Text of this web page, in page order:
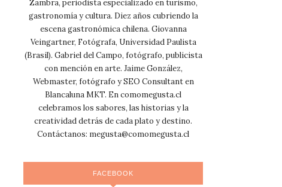
Zambra, periodista especializado en turismo,
gastronomía y cultura. Diez años cubriendo la
escena gastronómica chilena. Giovanna
Veingartner, Fotógrafa, Universidad Paulista
(Brasil). Gabriel del Campo, fotógrafo, publicista
con mención en arte. Jaime González,
Webmaster, fotógrafo y SEO Consultant en
Blancaluna MKT. En comomegusta.cl
celebramos los sabores, las historias y la
creatividad detrás de cada plato y destino.
Contáctanos: megusta@comomegusta.cl
FACEBOOK